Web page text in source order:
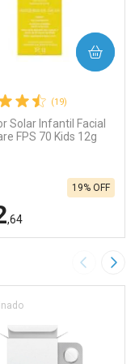
(19)
Solar Infantil Facial
FPS 70 Kids 12g
,64
19% OFF
COMPRAR
Imagem